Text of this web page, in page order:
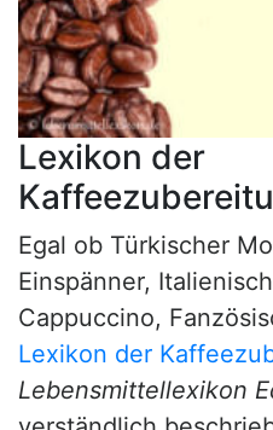
Lexikon der
Egal ob Türkischer
Einspänner,
Cappuccino,
Lexikon der
Lebensmittellexikon